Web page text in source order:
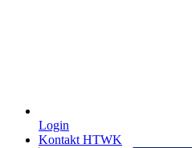
Login
Kontakt HTWK